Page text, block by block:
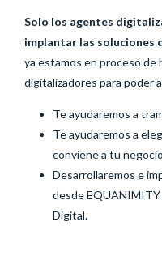
Solo los agentes
implantar las soluciones
ya estamos en proceso de
digitalizadores para poder
Te ayudaremos a
Te ayudaremos a
conviene a tu
Desarrollaremos e
desde
Digital.